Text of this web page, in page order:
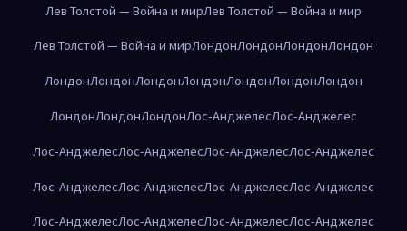
Лев Толстой — Война и мирЛев Толстой — Война и мир
Лев Толстой — Война и мирЛондонЛондонЛондонЛондон
ЛондонЛондонЛондонЛондонЛондонЛондонЛондон
ЛондонЛондонЛондонЛос-АнджелесЛос-Анджелес
Лос-АнджелесЛос-АнджелесЛос-АнджелесЛос-Анджелес
Лос-АнджелесЛос-АнджелесЛос-АнджелесЛос-Анджелес
Лос-АнджелесЛос-АнджелесЛос-АнджелесЛос-Анджелес